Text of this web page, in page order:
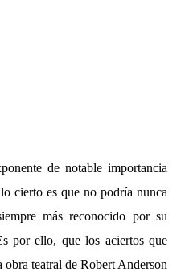
de notable importancia
cierto es que no podría nunca
más reconocido por su
por ello, que los aciertos que
teatral de Robert Anderson